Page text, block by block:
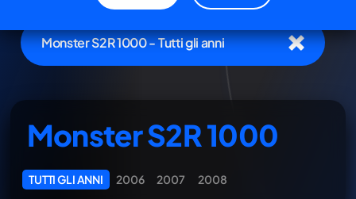
Monster S2R 1000 - Tutti gli anni
Monster S2R 1000
TUTTI GLI ANNI 2006 2007 2008